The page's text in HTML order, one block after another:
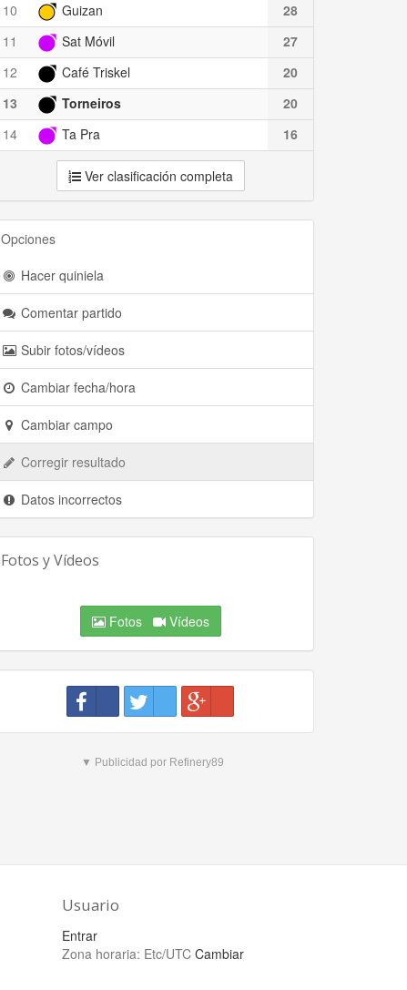
10
Guizan
28
11
Sat Móvil
27
12
Café Triskel
20
13
Torneiros
20
14
Ta Pra 16
Ver clasificación completa
Opciones
Hacer quiniela
Comentar partido
Subir fotos/vídeos
Cambiar fecha/hora
Cambiar campo
Corregir resultado
Datos incorrectos
Fotos y Vídeos
Fotos Vídeos
▼ Publicidad por Refinery89
Usuario
Entrar
Zona horaria: Etc/UTC Cambiar